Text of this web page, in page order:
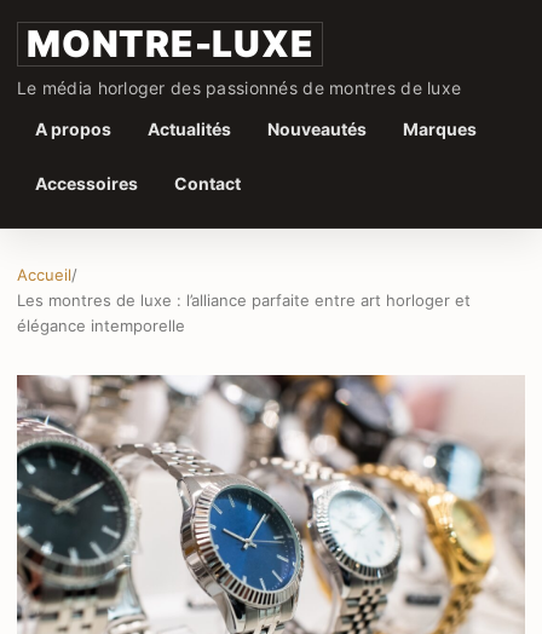
MONTRE-LUXE
Le média horloger des passionnés de montres de luxe
A propos
Actualités Nouveautés Marques
Accessoires Contact
Accueil/
Les montres de luxe : l’alliance parfaite entre art horloger et
élégance intemporelle